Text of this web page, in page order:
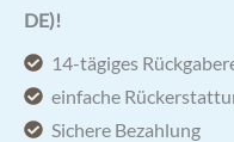
-
Hl.
Alfons
Maria
DE)!
14-tägiges
einfache
Sichere Bezahlung